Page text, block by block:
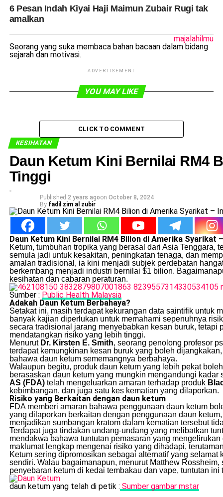
6 Pesan Indah Kiyai Haji Maimun Zubair Rugi tak
amalkan
majalahilmu
Seorang yang suka membaca bahan bacaan dalam bidang
sejarah dan motivasi.
ADVERTISEMENT
YOU MAY LIKE
CLICK TO COMMENT
KESIHATAN
Daun Ketum Kini Bernilai RM4
Tinggi
Published 2 years agoon October 8, 2024
By fadil zim al zubir
Daun Ketum Kini Bernilai RM4 Bilion di Amerika Syarikat
Ketum, tumbuhan tropika yang berasal dari Asia
semula jadi untuk kesakitan, peningkatan tenaga, dan
amalan tradisional, ia kini menjadi subjek perdebatan
berkembang menjadi industri bernilai $1 bilion.
kesihatan dan cabaran peraturan.
Sumber : Public Health Malaysia
Adakah Daun Ketum Berbahaya?
Setakat ini, masih terdapat kekurangan data saintifik untuk
banyak kajian diperlukan untuk memahami sepenuhnya
secara tradisional jarang menyebabkan kesan buruk,
mendatangkan risiko yang lebih tinggi.
Menurut Dr. Kirsten E. Smith, seorang penolong profesor
terdapat kemungkinan kesan buruk yang boleh
bahawa daun ketum sememangnya berbahaya.
Walaupun begitu, produk daun ketum yang lebih pekat
berasaskan daun ketum yang mungkin mengandungi
AS (FDA)telah mengeluarkan amaran terhadap produk
kebimbangan, dan juga satu kes kematian yang dilaporkan.
Risiko yang Berkaitan dengan daun ketum
FDA memberi amaran bahawa penggunaan daun ketum
yang dilaporkan berkaitan dengan penggunaan daun
menjadikan sumbangan kratom dalam kematian tersebut
Terdapat juga tindakan undang-undang yang melibatkan
mendakwa bahawa tuntutan pemasaran yang
maklumat lengkap mengenai risiko yang dihadapi,
Ketum sering dipromosikan sebagai alternatif yang
sendiri. Walau bagaimanapun, menurut Matthew
penyebaran ketum di kedai tembakau dan vape, tuntutan
daun ketum yang telah di petik : Sumber gambar mstar